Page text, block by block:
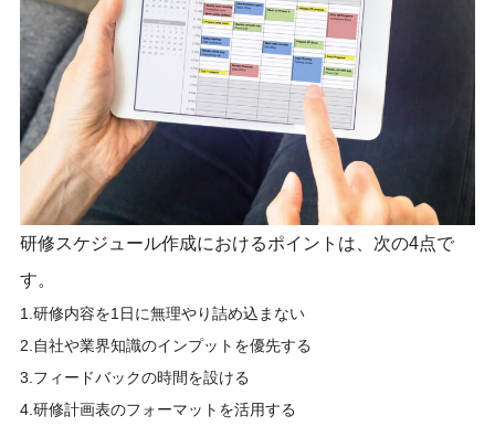
研修スケジュール作成におけるポイントは、次の4点で
す。
1.研修内容を1日に無理やり詰め込まない
2.自社や業界知識のインプットを優先する
3.フィードバックの時間を設ける
4.研修計画表のフォーマットを活用する